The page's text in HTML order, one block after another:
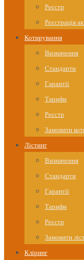
Реєстр
Реєстрація
Котирування
Визначення
Стандарти
Гарантії
Тарифи
Реєстр
Замовити
Лістинг
Визначення
Стандарти
Гарантії
Тарифи
Реєстр
Замовити
Кліринг